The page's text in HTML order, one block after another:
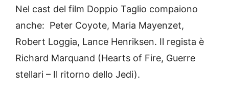
Nel cast del film Doppio Taglio compaiono
anche: Peter Coyote, Maria Mayenzet,
Robert Loggia, Lance Henriksen. Il regista è
Richard Marquand (Hearts of Fire, Guerre
stellari – Il ritorno dello Jedi).